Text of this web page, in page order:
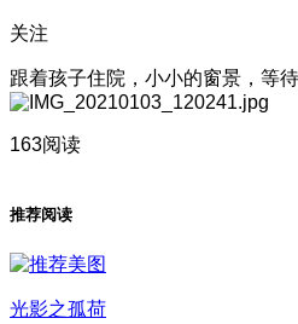
关注
跟着孩子住院，小小的窗景，等
163阅读
推荐阅读
光影之孤荷